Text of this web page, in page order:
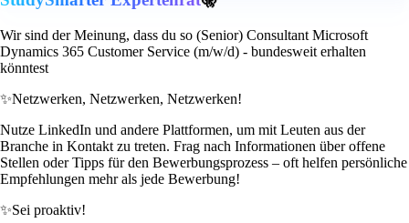
Wir sind der Meinung, dass du so (Senior) Consultant Microsoft
Dynamics 365 Customer Service (m/w/d) - bundesweit erhalten
könntest
✨Netzwerken, Netzwerken, Netzwerken!
Nutze LinkedIn und andere Plattformen, um mit Leuten aus der
Branche in Kontakt zu treten. Frag nach Informationen über offene
Stellen oder Tipps für den Bewerbungsprozess – oft helfen persönliche
Empfehlungen mehr als jede Bewerbung!
✨Sei proaktiv!